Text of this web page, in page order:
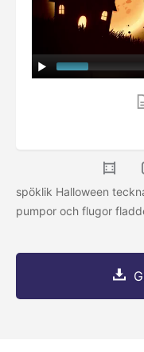
spöklik Halloween
pumpor och flugor